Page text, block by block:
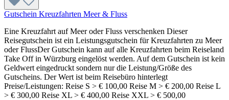
Gutschein Kreuzfahrten Meer & Fluss
Eine Kreuzfahrt auf Meer oder Fluss verschenken Dieser
Reisegutschein ist ein Leistungsgutschein für Kreuzfahrten zu Meer
oder FlussDer Gutschein kann auf alle Kreuzfahrten beim Reiseland
Take Off in Würzburg eingelöst werden. Auf dem Gutschein ist kein
Geldwert eingedruckt sondern nur die Leistung/Größe des
Gutscheins. Der Wert ist beim Reisebüro hinterlegt
Preise/Leistungen: Reise S > € 100,00 Reise M > € 200,00 Reise L
> € 300,00 Reise XL > € 400,00 Reise XXL > € 500,00